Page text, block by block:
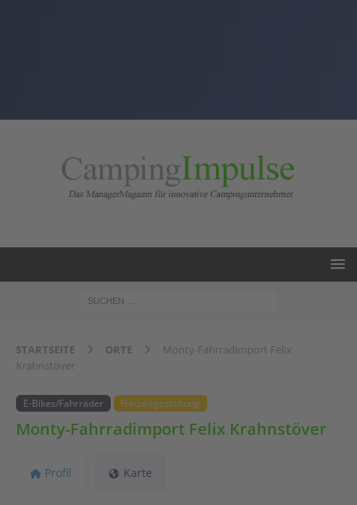
STARTSEITE ORTE
Monty-Fahrradimport Felix
Krahnstöver
E-Bikes/Fahrräder Freizeitgestaltung
Monty-Fahrradimport Felix Krahnstöver
Profil Karte